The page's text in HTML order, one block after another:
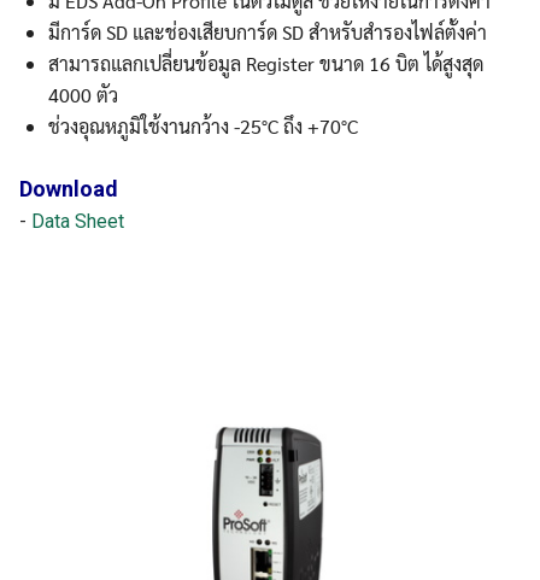
มีการ์ด SD และช่องเสียบการ์ด SD สำหรับสำรองไฟล์ตั้งค่า
สามารถแลกเปลี่ยนข้อมูล Register ขนาด 16 บิต ได้สูงสุด
4000 ตัว
ช่วงอุณหภูมิใช้งานกว้าง -25°C ถึง +70°C
Download
- Data Sheet